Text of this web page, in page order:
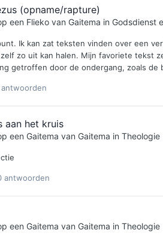
(opname/rapture)
een Flieko van Gaitema in Godsdienst
Ik kan zat teksten vinden over een
zo uit kan halen. Mijn favoriete tekst
getroffen door de ondergang, zoals
antwoorden
aan het kruis
een Gaitema van Gaitema in Theologie
antwoorden
een Gaitema van Gaitema in Theologie